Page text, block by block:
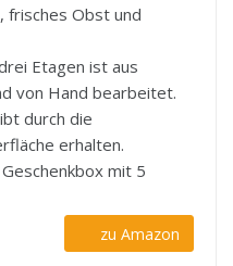
frisches Obst und
Etagen ist aus
von Hand bearbeitet.
durch die
erhalten.
mit 5
zu Amazon